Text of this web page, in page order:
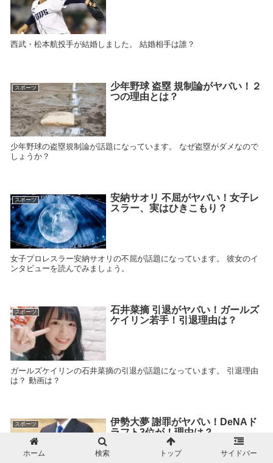
西武・松本航投手が結婚しました。 結婚相手は誰？
スポーツ
少年野球 盗塁 規制論がヤバい！２
つの理由とは？
少年野球の盗塁規制論が話題になっています。 なぜ盗塁がダメなので
しょうか？
スポーツ
安納サオリ 不屈がヤバい！女子レ
スラー、実はひきこもり？
女子プロレスラー安納サオリの不屈が話題になっています。 彼女のイ
ンタビューを読んでみましょう。
スポーツ
石井菜摘 引退がヤバい！ガールズ
ケイリン若手！引退理由は？
ガールズケイリンの石井菜摘の引退が話題になっています。 引退理由
は？ 動画は？
スポーツ
伊勢大夢 謝罪がヤバい！DeNAド
ラフト3位が！理由は？
ホーム 検索 トップ サイドバー